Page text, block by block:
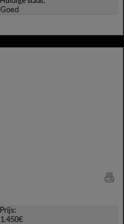
Goed
Prijs:
1.450€